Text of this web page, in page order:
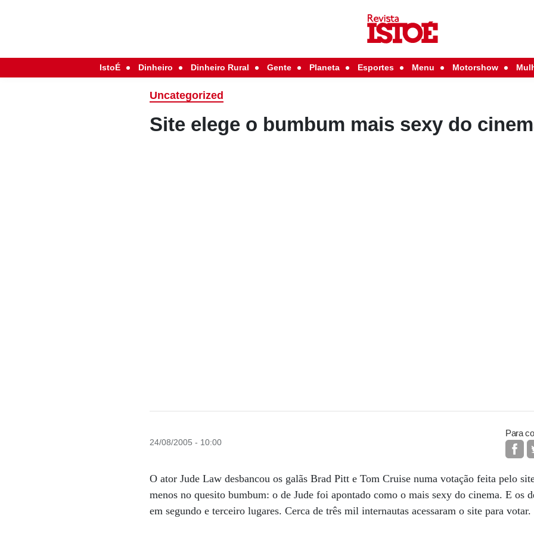
IstoÉ Dinheiro Dinheiro Rural Gente Planeta Esportes Menu Motorshow
Uncategorized
Site elege o bumbum mais sexy do
24/08/2005 - 10:00
Para
O ator Jude Law desbancou os galãs Brad Pitt e Tom Cruise numa votação feita pelo
menos no quesito bumbum: o de Jude foi apontado como o mais sexy do cinema. E os
em segundo e terceiro lugares. Cerca de três mil internautas acessaram o site para votar.